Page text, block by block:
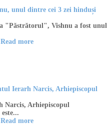
unul dintre cei 3 zei hinduși
"Păstrătorul", Vishnu a fost unul
Read more
Ierarh Narcis, Arhiepiscopul
Narcis, Arhiepiscopul
Read more